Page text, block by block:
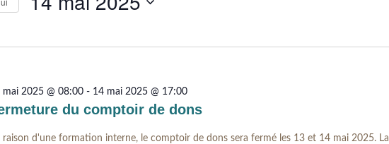
du comptoir de dons
mai 2025 @ 08:00 - 14 mai 2025 @ 17:00
raison d'une formation interne, le comptoir de dons sera fermé les 13 et 14 mai 2025. La